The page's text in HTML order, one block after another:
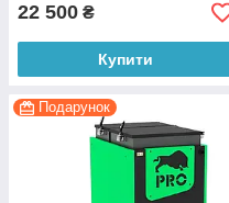
22 500 ₴
Купити
Подарунок